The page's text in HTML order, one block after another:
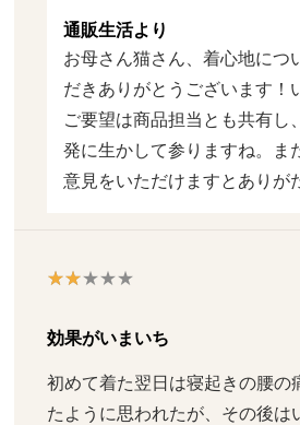
通販生活より
お母さん猫さん、着心地につ
だきありがとうございます！
ご要望は商品担当とも共有し
発に生かして参りますね。ま
意見をいただけますとありが
効果がいまいち
初めて着た翌日は寝起きの腰の
たように思われたが、その後は